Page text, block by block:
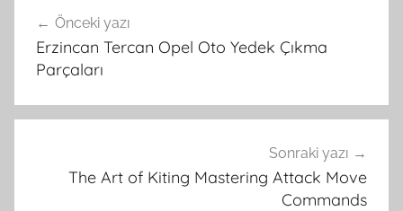
gezinmesi
Önceki yazı
Erzincan Tercan Opel Oto Yedek Çıkma
Parçaları
Sonraki yazı
The Art of Kiting Mastering Attack Move
Commands